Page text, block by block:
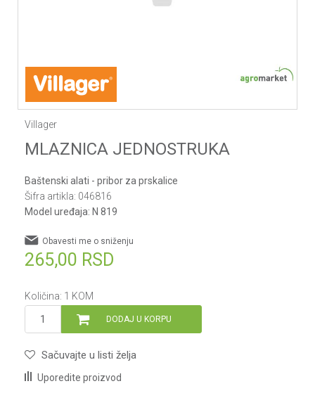
Villager
MLAZNICA JEDNOSTRUKA
Baštenski alati - pribor za prskalice
Šifra artikla: 046816
Model uređaja: N 819
265,00 RSD
Obavesti me o sniženju
Količina: 1 KOM
DODAJ U KORPU
Sačuvajte u listi želja
Uporedite proizvod